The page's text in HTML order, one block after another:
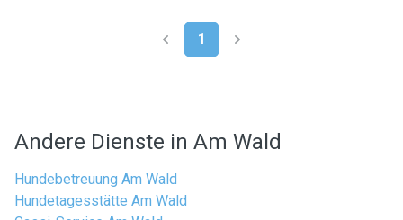
1
Andere Dienste in Am Wald
Hundebetreuung Am Wald
Hundetagesstätte Am Wald